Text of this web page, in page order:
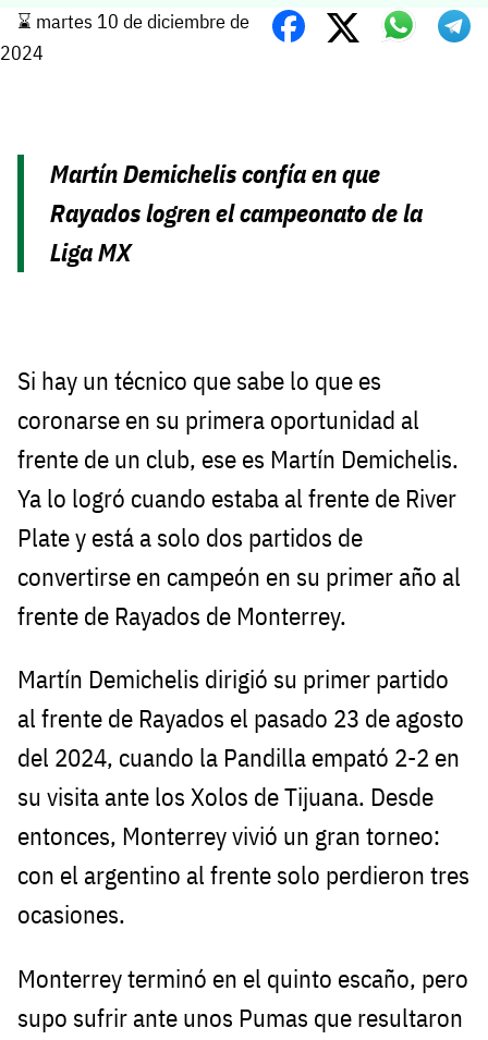
⌛️ martes 10 de diciembre de
2024
Martín Demichelis confía en que
Rayados logren el campeonato de la
Liga MX
Si hay un técnico que sabe lo que es
coronarse en su primera oportunidad al
frente de un club, ese es Martín Demichelis.
Ya lo logró cuando estaba al frente de River
Plate y está a solo dos partidos de
convertirse en campeón en su primer año al
frente de Rayados de Monterrey.
Martín Demichelis dirigió su primer partido
al frente de Rayados el pasado 23 de agosto
del 2024, cuando la Pandilla empató 2-2 en
su visita ante los Xolos de Tijuana. Desde
entonces, Monterrey vivió un gran torneo:
con el argentino al frente solo perdieron tres
ocasiones.
Monterrey terminó en el quinto escaño, pero
supo sufrir ante unos Pumas que resultaron